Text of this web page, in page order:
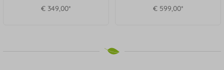
€ 349,00*
€ 599,00*